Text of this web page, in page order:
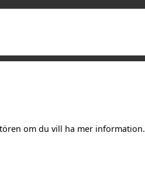
om du vill ha mer information.